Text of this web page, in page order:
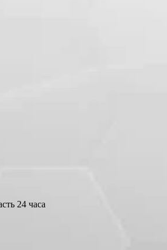
24 часа